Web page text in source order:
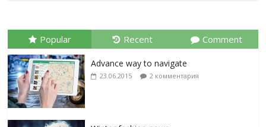
Popular Recent Comment
Advance way to navigate
23.06.2015 2 комментария